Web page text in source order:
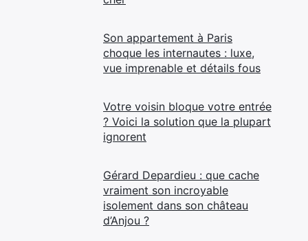
Son appartement à Paris
choque les internautes : luxe,
vue imprenable et détails fous
Votre voisin bloque votre entrée
? Voici la solution que la plupart
ignorent
Gérard Depardieu : que cache
vraiment son incroyable
isolement dans son château
d’Anjou ?